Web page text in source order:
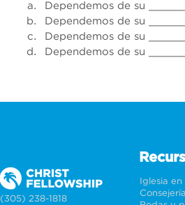
Dependemos de su
Dependemos de su
Dependemos de su
Dependemos de su
(305) 238-1818
Iglesia